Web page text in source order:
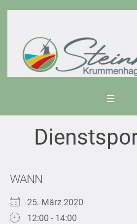
WANN
25. März 2020
12:00 - 14:00